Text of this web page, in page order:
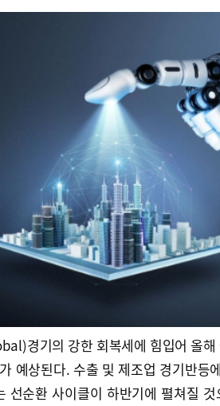
경기의 강한 회복세에 힘입어 올
예상된다. 수출 및 제조업 경기반등
선순환 사이클이 하반기에 펼쳐질